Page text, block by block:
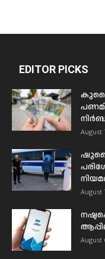
EDITOR PICKS
August
August
August